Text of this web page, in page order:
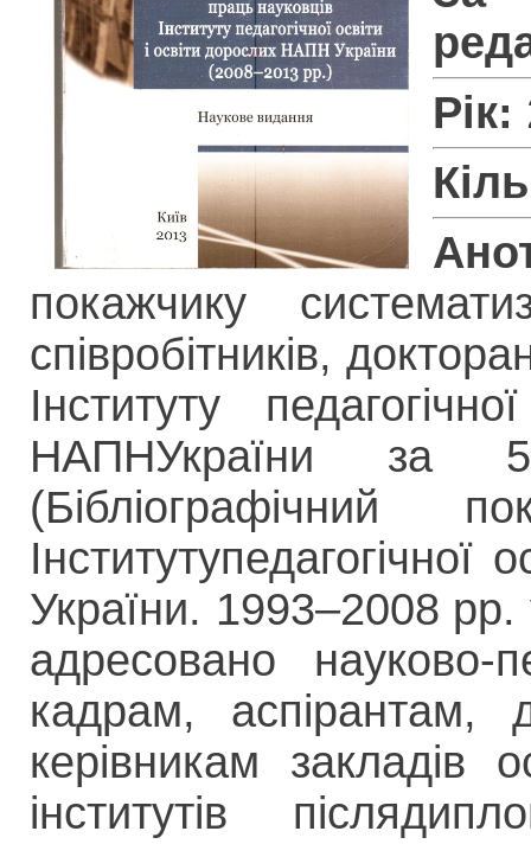
Рік:
покажчику
співробітників,
Інституту
НАПНУкраїни за
(Бібліографічний
України. 1993–2008
адресовано науково-
кадрам, аспірантам,
керівникам закладів
інститутів